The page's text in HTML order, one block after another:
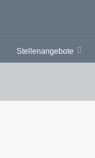
Stellenangebote